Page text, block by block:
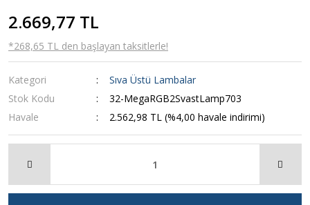
2.669,77 TL
*268,65 TL den başlayan taksitlerle!
Kategori
Sıva Üstü Lambalar
Stok Kodu
32-MegaRGB2SvastLamp703
Havale
2.562,98 TL (%4,00 havale indirimi)